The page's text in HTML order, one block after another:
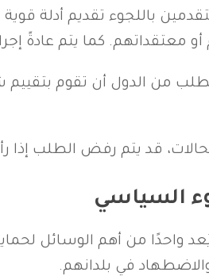
باللجوء تقديم أدلة
معتقداتهم. كما يتم عادةً
يُطلب من الدول أن تقوم
قد يتم رفض الطلب إذا
السياسي
واحدًا من أهم الوسائل
في بلدانهم.